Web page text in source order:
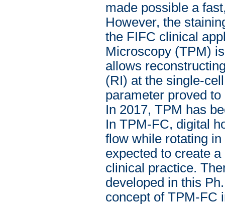
made possible a
However, the
the FIFC clinical
Microscopy (TPM)
allows
(RI) at the single-
parameter proved
In 2017, TPM has
In TPM-FC, digital
flow while rotating
expected to create
clinical practice.
developed in this
concept of TPM-FC